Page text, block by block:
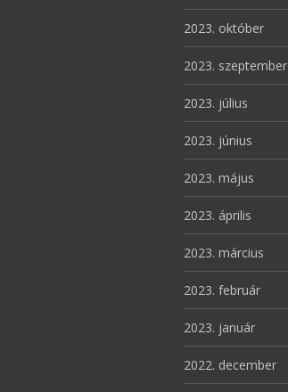
2023. október
2023. szeptember
2023. július
2023. június
2023. május
2023. április
2023. március
2023. február
2023. január
2022. december